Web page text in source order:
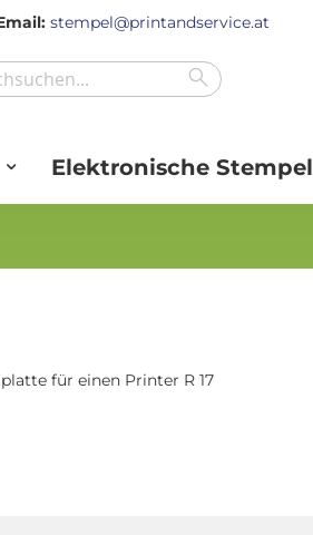
stempel@printandservice.at
Search
Elektronische Stempel
für einen Printer R 17